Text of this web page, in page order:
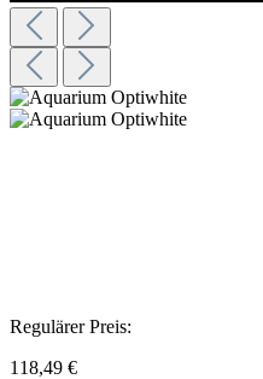
Regulärer Preis:
118,49 €